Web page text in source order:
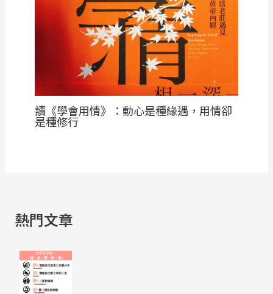
讀《學會用情》：動心是種緣遇，用情卻
是種修行
熱門文章